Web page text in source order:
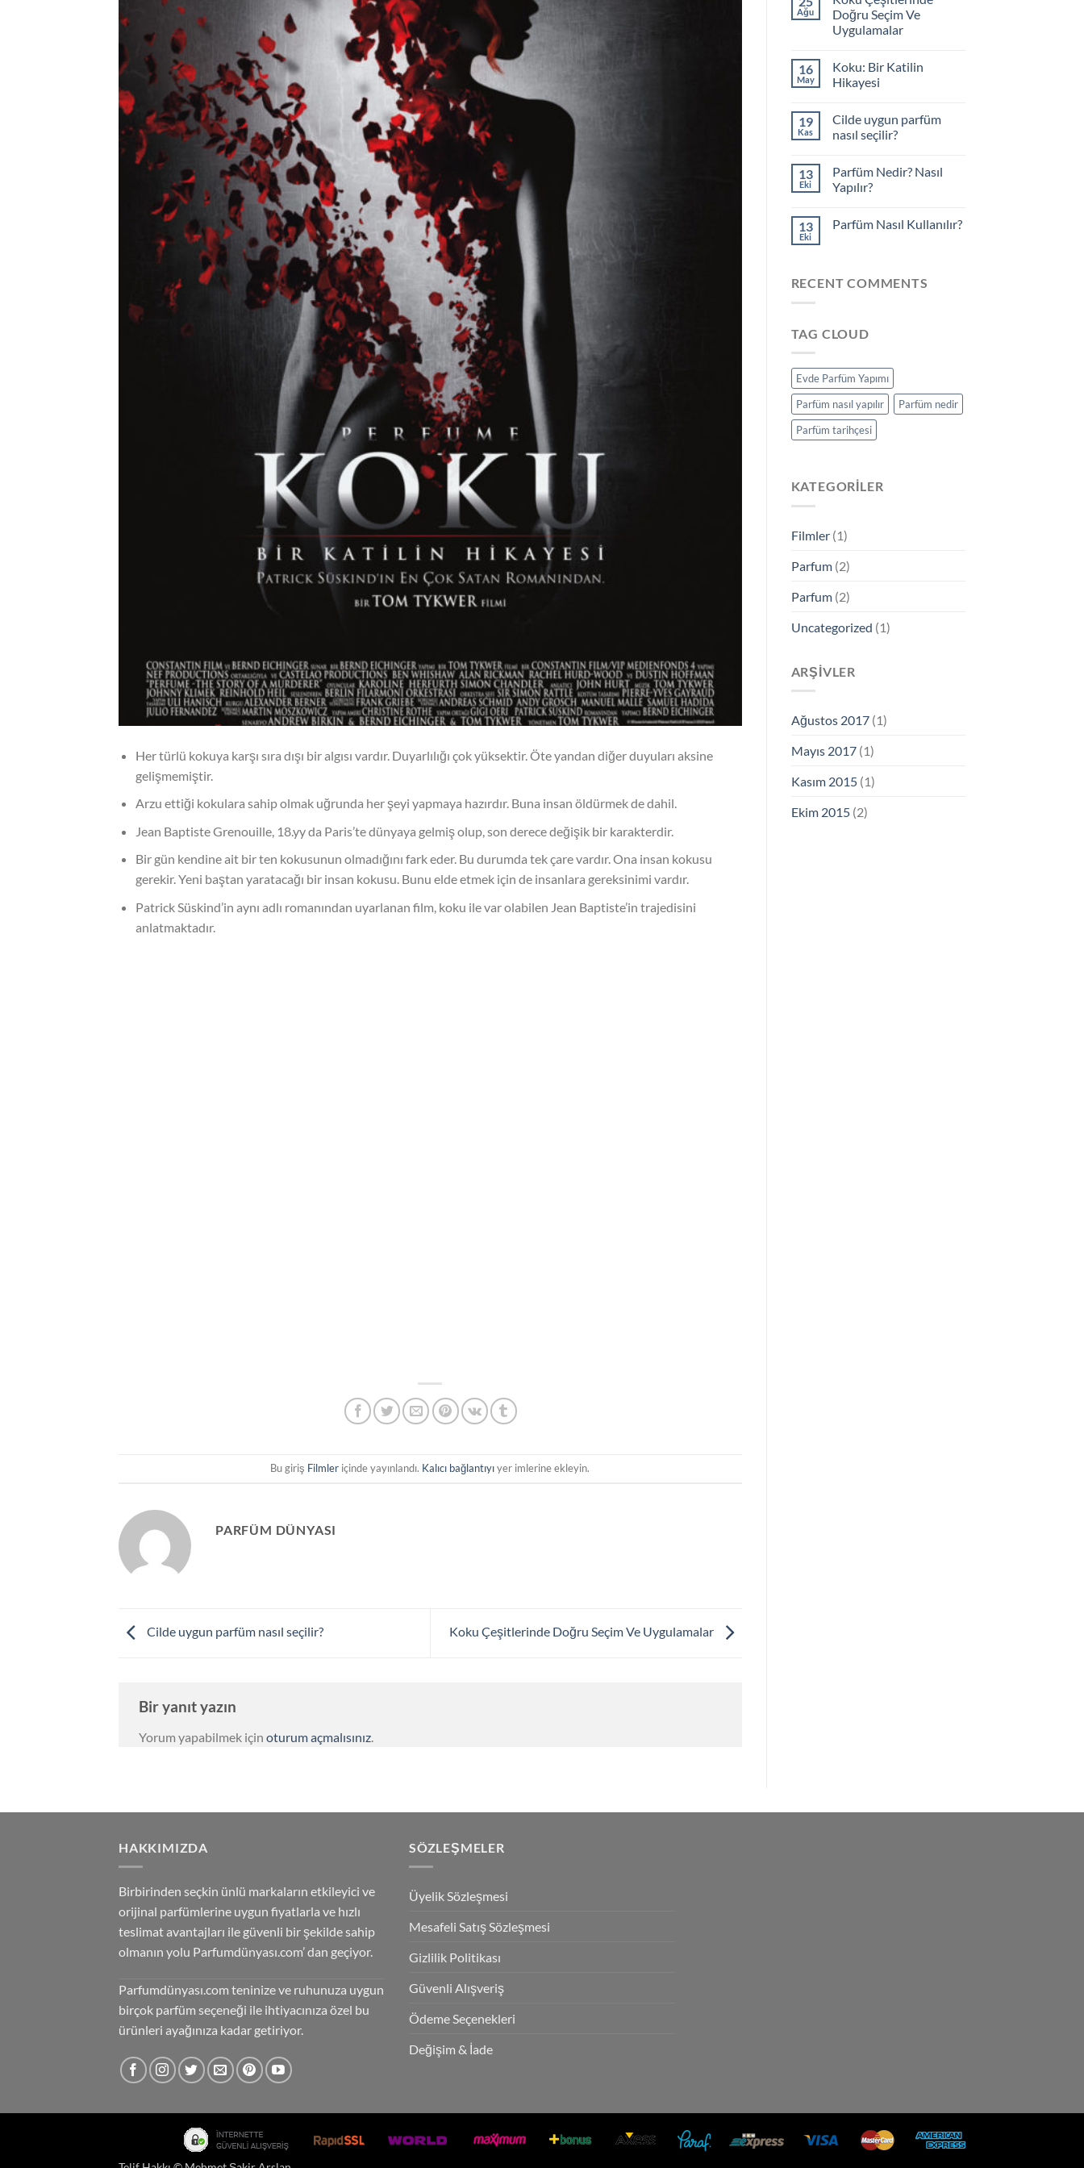
Her türlü kokuya karşı sıra dışı bir algısı vardır. Duyarlılığı çok yüksektir. Öte yandan diğer duyuları aksine
gelişmemiştir.
Arzu ettiği kokulara sahip olmak uğrunda her şeyi yapmaya hazırdır. Buna insan öldürmek de dahil.
Jean Baptiste Grenouille, 18.yy da Paris’te dünyaya gelmiş olup, son derece değişik bir karakterdir.
Bir gün kendine ait bir ten kokusunun olmadığını fark eder. Bu durumda tek çare vardır. Ona insan kokusu
gerekir. Yeni baştan yaratacağı bir insan kokusu. Bunu elde etmek için de insanlara gereksinimi vardır.
Patrick Süskind’in aynı adlı romanından uyarlanan film, koku ile var olabilen Jean Baptiste’in trajedisini
anlatmaktadır.
Bu giriş Filmler içinde yayınlandı. Kalıcı bağlantıyıyer imlerine ekleyin.
PARFÜM DÜNYASI
Cilde uygun parfüm nasıl seçilir? Koku Çeşitlerinde Doğru Seçim Ve Uygulamalar
Bir yanıt yazın
Yorum yapabilmek için oturum açmalısınız.
Ağu
Doğru Seçim Ve
Uygulamalar
Koku
Çeşitlerinde
Doğru
Uygulamalar
16
May
Koku: Bir Katilin
Hikayesi
Koku:
Katilin
19
Kas
Cilde uygun parfüm
nasıl seçilir?
Cilde
uygun
parfüm
13
Eki
Parfüm Nedir? Nasıl
Yapılır?
Parfüm
13
Eki
Parfüm Nasıl Kullanılır?
Kullanılır?
RECENT COMMENTS
TAG CLOUD
Evde Parfüm Yapımı
Parfüm nasıl yapılır
Parfüm nedir
Parfüm tarihçesi
KATEGORILER
Filmler(1)
Parfum(2)
Parfum(2)
Uncategorized (1)
ARŞIVLER
Ağustos 2017(1)
Mayıs 2017(1)
Kasım 2015(1)
Ekim 2015(2)
HAKKIMIZDA
Birbirinden seçkin ünlü markaların etkileyici ve
orijinal parfümlerine uygun fiyatlarla ve hızlı
teslimat avantajları ile güvenli bir şekilde sahip
olmanın yolu Parfumdünyası.com’ dan geçiyor.
Parfumdünyası.com teninize ve ruhunuza uygun
birçok parfüm seçeneği ile ihtiyacınıza özel bu
ürünleri ayağınıza kadar getiriyor.
SÖZLEŞMELER
Üyelik Sözleşmesi
Mesafeli Satış Sözleşmesi
Gizlilik Politikası
Güvenli Alışveriş
Ödeme Seçenekleri
Değişim & İade